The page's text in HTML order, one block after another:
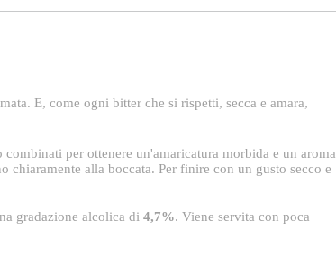
E, come ogni bitter che si rispetti, secca e amara,
per ottenere un'amaricatura morbida e un aroma
chiaramente alla boccata. Per finire con un gusto secco e
gradazione alcolica di 4,7%. Viene servita con poca